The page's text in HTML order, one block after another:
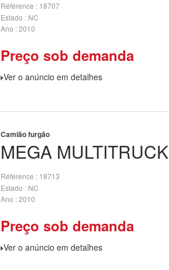
Référence
18707
Estado
NC
Ano 2010
Preço sob demanda
Ver o anúncio em detalhes
MEGA MULTITRUCK
Camião furgão
Référence
18713
Estado
NC
Ano 2010
Preço sob demanda
Ver o anúncio em detalhes